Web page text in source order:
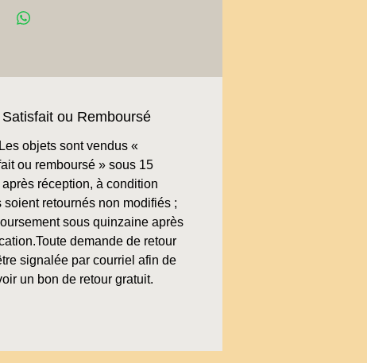
Satisfait ou Remboursé
objets sont vendus «
ou remboursé » sous 15
après réception, à condition
soient retournés non modifiés ;
sous quinzaine après
demande de retour
signalée par courriel afin de
un bon de retour gratuit.